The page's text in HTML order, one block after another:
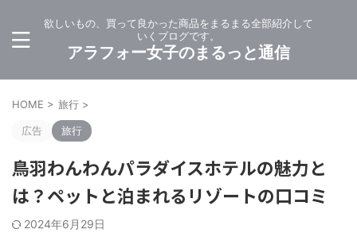
欲しいもの、買って良かった商品をまるまる全部紹介して
いくブログです。
アラフォー女子のまるっと通信
HOME > 旅行 >
広告 旅行
鳥羽わんわんパラダイスホテルの魅力と
は？ペットと泊まれるリゾートの口コミ
2024年6月29日